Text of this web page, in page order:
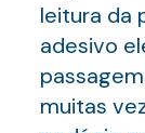
leitura da
adesivo
muitas